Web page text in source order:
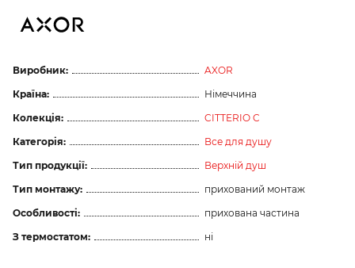
Виробник:
AXOR
Країна:
Німеччина
Колекція:
CITTERIO C
Категорія:
Все для душу
Тип продукції:
Верхній душ
Тип монтажу:
прихований монтаж
Особливості:
прихована частина
З термостатом:
ні